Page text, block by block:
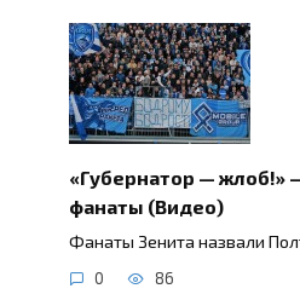
«Губернатор — жлоб!»
фанаты (Видео)
Фанаты Зенита назвали
0 86